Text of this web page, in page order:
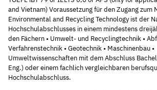
and Vietnam) Voraussetzung für den Zugang zum
Environmental and Recycling Technology ist der
Hochschulabschlusses in einem mindestens
den Fächern • Umwelt- und Recyclingtechnik •
Verfahrenstechnik • Geotechnik • Maschinenbau •
Umweltwissenschaften mit dem Abschluss
Eng.) oder einem fachlich vergleichbaren
Hochschulabschluss.